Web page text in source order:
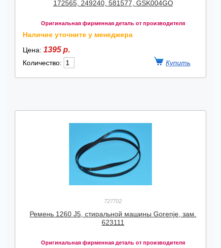
172565, 249240, 581577, GSK004GO
Оригинальная фирменная деталь от производителя
Наличие уточните у менеджера
Цена: 1395 р.
Количество:
727702
Ремень 1260 J5, стиральной машины Gorenje, зам.
623111
Оригинальная фирменная деталь от производителя